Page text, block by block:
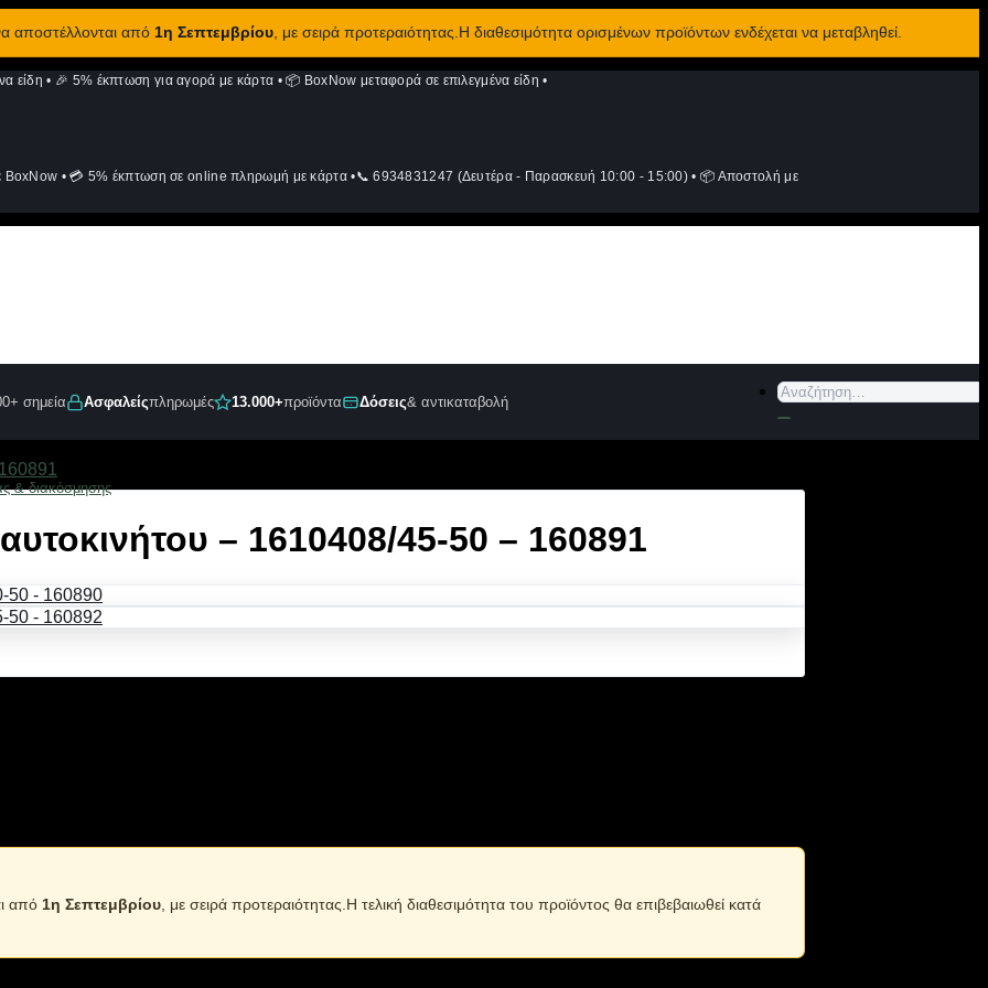
αποστέλλονται από 1η Σεπτεμβρίου, με σειρά προτεραιότητας.Η διαθεσιμότητα ορισμένων προϊόντων ενδέχεται να μεταβληθεί.
είδη • 🎉 5% έκπτωση για αγορά με κάρτα • 📦 BoxNow μεταφορά σε επιλεγμένα είδη •
BoxNow • 💳 5% έκπτωση σε online πληρωμή με κάρτα •📞 6934831247 (Δευτέρα - Παρασκευή 10:00 - 15:00) • 📦 Αποστολή με
σημεία Ασφαλείςπληρωμές 13.000+προϊόντα Δόσεις& αντικαταβολή
Αναζήτηση
& διακόσμησης
– 1610408/45-50 – 160891
και γυαλίζει χωρίς να αφήνει χνούδι.
από 1η Σεπτεμβρίου , με σειρά προτεραιότητας.Η τελική διαθεσιμότητα του προϊόντος θα επιβεβαιωθεί κατά